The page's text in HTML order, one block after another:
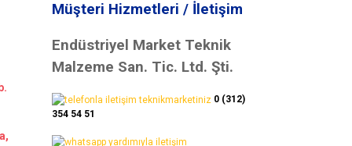
Müşteri Hizmetleri / İletişim
Endüstriyel Market Teknik
Malzeme San. Tic. Ltd. Şti.
0 (312)
354 54 51